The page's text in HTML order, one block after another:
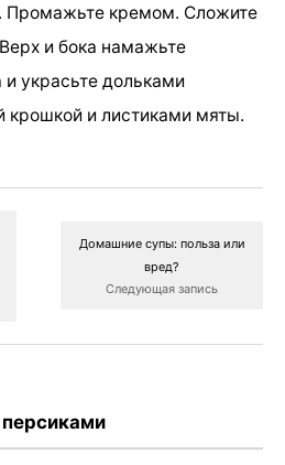
Промажьте кремом. Сложите
и бока намажьте
украсьте дольками
крошкой и листиками мяты.
Домашние супы: польза или
вред?
Следующая запись